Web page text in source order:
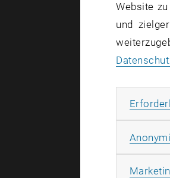
Website
und